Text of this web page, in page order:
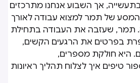
בתעשייה, אך השבוע אנחנו מתרכזים
המסע של תמר למצוא עבודה לאורך
תמר, שעזבה את העבודה בתחילת
בפרטים את הרגעים הקשים,
היא חולקת מספרים,
טיפים איך לצלוח תהליך ראיונות